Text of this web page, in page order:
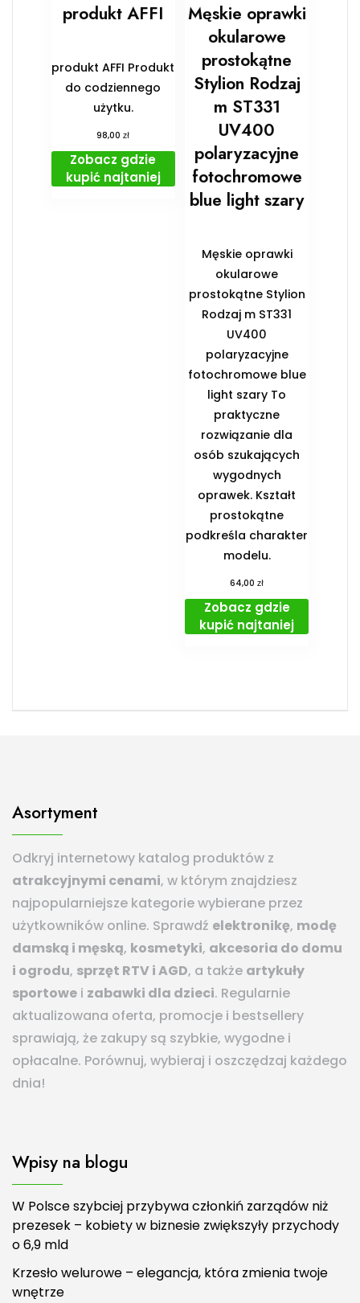
produkt AFFI
produkt AFFI Produkt
do codziennego
użytku.
98,00zł
Zobacz gdzie
kupić najtaniej
Męskie oprawki
okularowe
prostokątne
Stylion Rodzaj
m ST331
UV400
polaryzacyjne
fotochromowe
blue light szary
Męskie oprawki
okularowe
prostokątne Stylion
Rodzaj m ST331
UV400
polaryzacyjne
fotochromowe blue
light szary To
praktyczne
rozwiązanie dla
osób szukających
wygodnych
oprawek. Kształt
prostokątne
podkreśla charakter
modelu.
64,00zł
Zobacz gdzie
kupić najtaniej
Asortyment
Odkryj internetowy katalog produktów z
atrakcyjnymi cenami, w którym znajdziesz
najpopularniejsze kategorie wybierane przez
użytkowników online. Sprawdź elektronikę, modę
damską i męską, kosmetyki, akcesoria do domu
i ogrodu, sprzęt RTV i AGD, a także artykuły
sportowe i zabawki dla dzieci. Regularnie
aktualizowana oferta, promocje i bestsellery
sprawiają, że zakupy są szybkie, wygodne i
opłacalne. Porównuj, wybieraj i oszczędzaj każdego
dnia!
Wpisy na blogu
W Polsce szybciej przybywa członkiń zarządów niż
prezesek – kobiety w biznesie zwiększyły przychody
o 6,9 mld
Krzesło welurowe – elegancja, która zmienia twoje
wnętrze